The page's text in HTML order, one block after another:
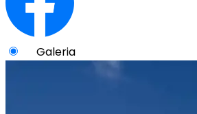
Galeria